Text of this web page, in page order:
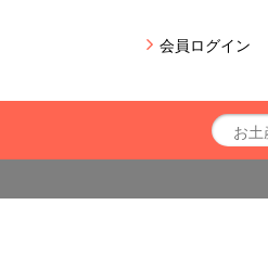
会員ログイン